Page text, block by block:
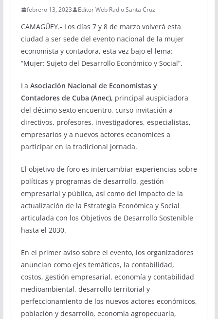
febrero 13, 2023 Editor Web Radio Santa Cruz
CAMAGÛEY.- Los días 7 y 8 de marzo volverá esta
ciudad a ser sede del evento nacional de la mujer
economista y contadora, esta vez bajo el lema:
“Mujer: Sujeto del Desarrollo Económico y Social”.
La Asociación Nacional de Economistas y
Contadores de Cuba (Anec), principal auspiciadora
del décimo sexto encuentro, curso invitación a
directivos, profesores, investigadores, especialistas,
empresarios y a nuevos actores economices a
participar en la tradicional jornada.
El objetivo de foro es intercambiar experiencias sobre
políticas y programas de desarrollo, gestión
empresarial y pública, así como del impacto de la
actualización de la Estrategia Económica y Social
articulada con los Objetivos de Desarrollo Sostenible
hasta el 2030.
En el primer aviso sobre el evento, los organizadores
anuncian como ejes temáticos, la contabilidad,
costos, gestión empresarial, economía y contabilidad
medioambiental, desarrollo territorial y
perfeccionamiento de los nuevos actores económicos,
población y desarrollo, economía agropecuaria,